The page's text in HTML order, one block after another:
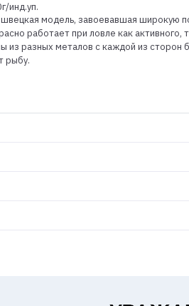
инд.уп.
швецкая модель, завоевавшая широкую
работает при ловле как активного,
из разных металов с каждой из сторон
рыбу.